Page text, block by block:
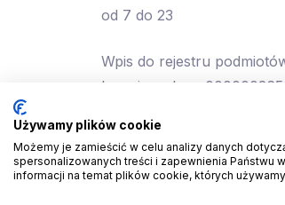
od 7 do 23
Wpis do rejestru
leczniczych nr
Używamy plików cookie
Możemy je zamieścić w celu analizy danych
spersonalizowanych treści i zapewnienia Państwu
informacji na temat plików cookie, których